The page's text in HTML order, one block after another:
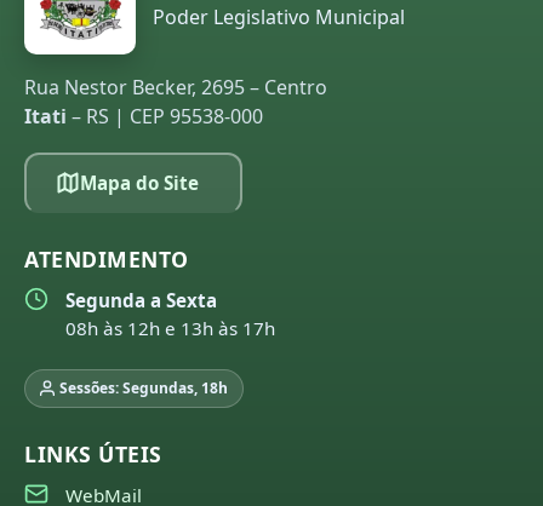
Poder Legislativo Municipal
Rua Nestor Becker, 2695 – Centro
Itati – RS | CEP 95538-000
Mapa do Site
ATENDIMENTO
Segunda a Sexta
08h às 12h e 13h às 17h
Sessões: Segundas, 18h
LINKS ÚTEIS
WebMail